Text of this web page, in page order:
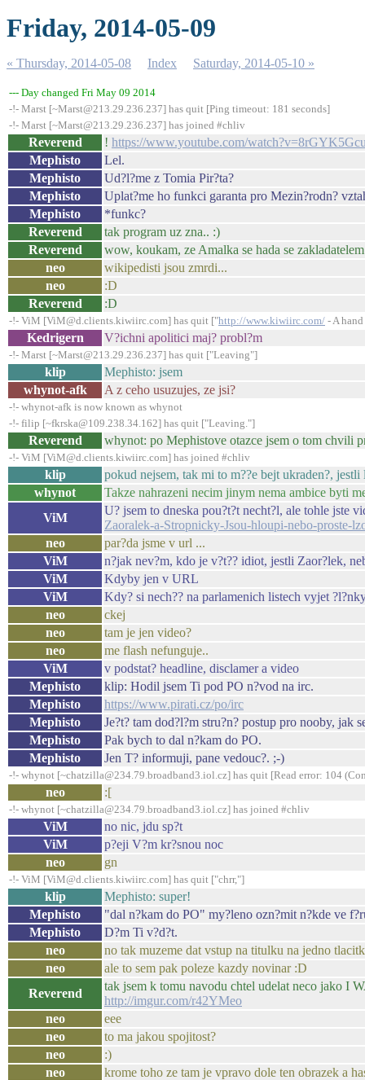
Friday, 2014-05-09
« Thursday, 2014-05-08 Index Saturday, 2014-05-10 »
--- Day changed Fri May 09 2014
-!- Marst [~Marst@213.29.236.237] has quit [Ping timeout: 181 seconds]
-!- Marst [~Marst@213.29.236.237] has joined #chliv
Reverend ! https://www.youtube.com/
Mephisto
Lel.
Mephisto
Ud?l?me z Tomia Pir?ta?
Mephisto
Uplat?me ho funkci garanta pro Mezin?rodn?
Mephisto
*funkc?
Reverend
tak program uz zna.. :)
Reverend
wow, koukam, ze Amalka se hada se
neo
wikipedisti jsou zmrdi...
neo
:D
Reverend
:D
-!- ViM [ViM@d.clients.kiwiirc.com] has quit ["http://www.kiwiirc.com/ - A
Kedrigern V?ichni apolitici maj? probl?m
-!- Marst [~Marst@213.29.236.237] has quit ["Leaving"]
klip
Mephisto: jsem
whynot-afk
A z ceho usuzujes, ze jsi?
-!- whynot-afk is now known as whynot
-!- filip [~fkrska@109.238.34.162] has quit ["Leaving."]
Reverend whynot: po Mephistove otazce jsem o tom chvili
-!- ViM [ViM@d.clients.kiwiirc.com] has joined #chliv
klip
pokud nejsem, tak mi to m??e bejt ukraden?,
whynot
Takze nahrazeni necim jinym nema ambice byti
ViM
U? jsem to dneska pou?t?t necht?l, ale tohle jste
Zaoralek-a-Stropnicky-Jsou-hloupi-nebo-proste-
neo
par?da jsme v url ...
ViM
n?jak nev?m, kdo je v?t?? idiot, jestli Zaor?lek,
ViM
Kdyby jen v URL
ViM
Kdy? si nech?? na parlamenich listech vyjet
neo
ckej
neo
tam je jen video?
neo
me flash nefunguje..
ViM
v podstat? headline, disclamer a video
Mephisto
klip: Hodil jsem Ti pod PO n?vod na irc.
Mephisto
https://www.pirati.cz/po/irc
Mephisto
Je?t? tam dod?l?m stru?n? postup pro nooby, jak
Mephisto
Pak bych to dal n?kam do PO.
Mephisto
Jen T? informuji, pane vedouc?. ;-)
-!- whynot [~chatzilla@234.79.broadband3.iol.cz] has quit [Read error: 104
neo :[
-!- whynot [~chatzilla@234.79.broadband3.iol.cz] has joined #chliv
ViM
no nic, jdu sp?t
ViM
p?eji V?m kr?snou noc
neo
gn
-!- ViM [ViM@d.clients.kiwiirc.com] has quit ["chrr,"]
klip
Mephisto: super!
Mephisto
"dal n?kam do PO" my?leno ozn?mit n?kde ve
Mephisto
D?m Ti v?d?t.
neo
no tak muzeme dat vstup na titulku na jedno
neo
ale to sem pak poleze kazdy novinar :D
Reverend
tak jsem k tomu navodu chtel udelat neco jako I
http://imgur.com/r42YMeo
neo
eee
neo
to ma jakou spojitost?
neo
:)
neo
krome toho ze tam je vpravo dole ten obrazek a